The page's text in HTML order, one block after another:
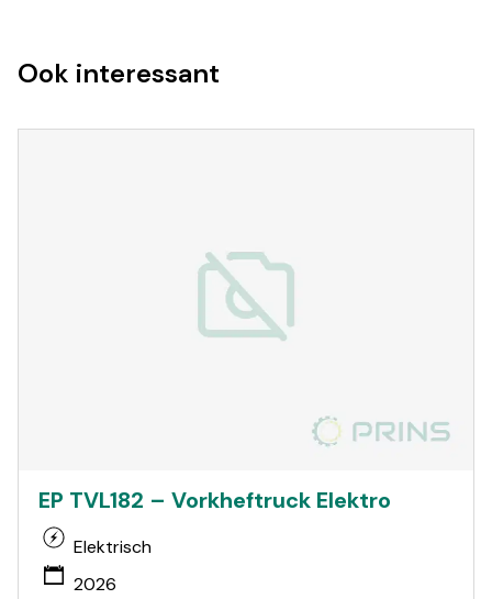
Ook interessant
EP TVL182 – Vorkheftruck Elektro
Elektrisch
2026